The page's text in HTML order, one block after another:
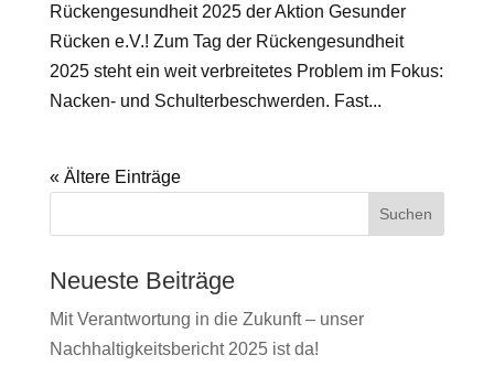
Rückengesundheit 2025 der Aktion Gesunder
Rücken e.V.! Zum Tag der Rückengesundheit
2025 steht ein weit verbreitetes Problem im Fokus:
Nacken- und Schulterbeschwerden. Fast...
« Ältere Einträge
Suchen
Neueste Beiträge
Mit Verantwortung in die Zukunft – unser
Nachhaltigkeitsbericht 2025 ist da!